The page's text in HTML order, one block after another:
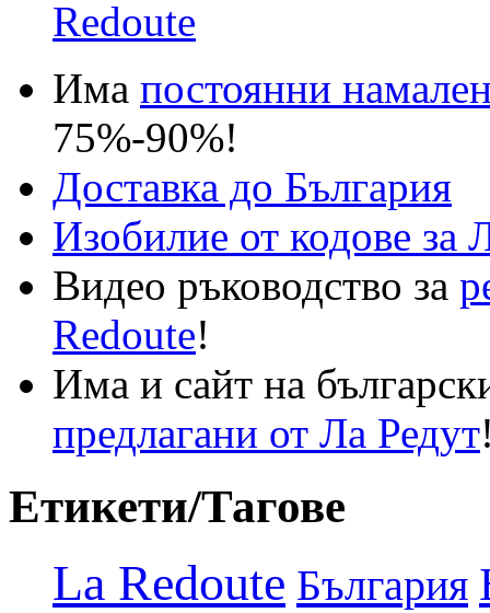
Има постоянни
75%-90%!
Доставка до България
Изобилие от кодове за
Видео ръководство за
Redoute!
Има и сайт на
предлагани от Ла Редут
Етикети/Тагове
La Redoute България